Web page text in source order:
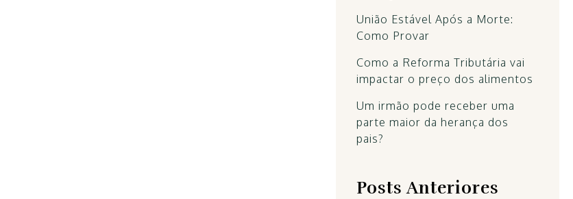
União Estável Após a Morte:
Como Provar
Como a Reforma Tributária vai
impactar o preço dos alimentos
Um irmão pode receber uma
parte maior da herança dos
pais?
Posts Anteriores